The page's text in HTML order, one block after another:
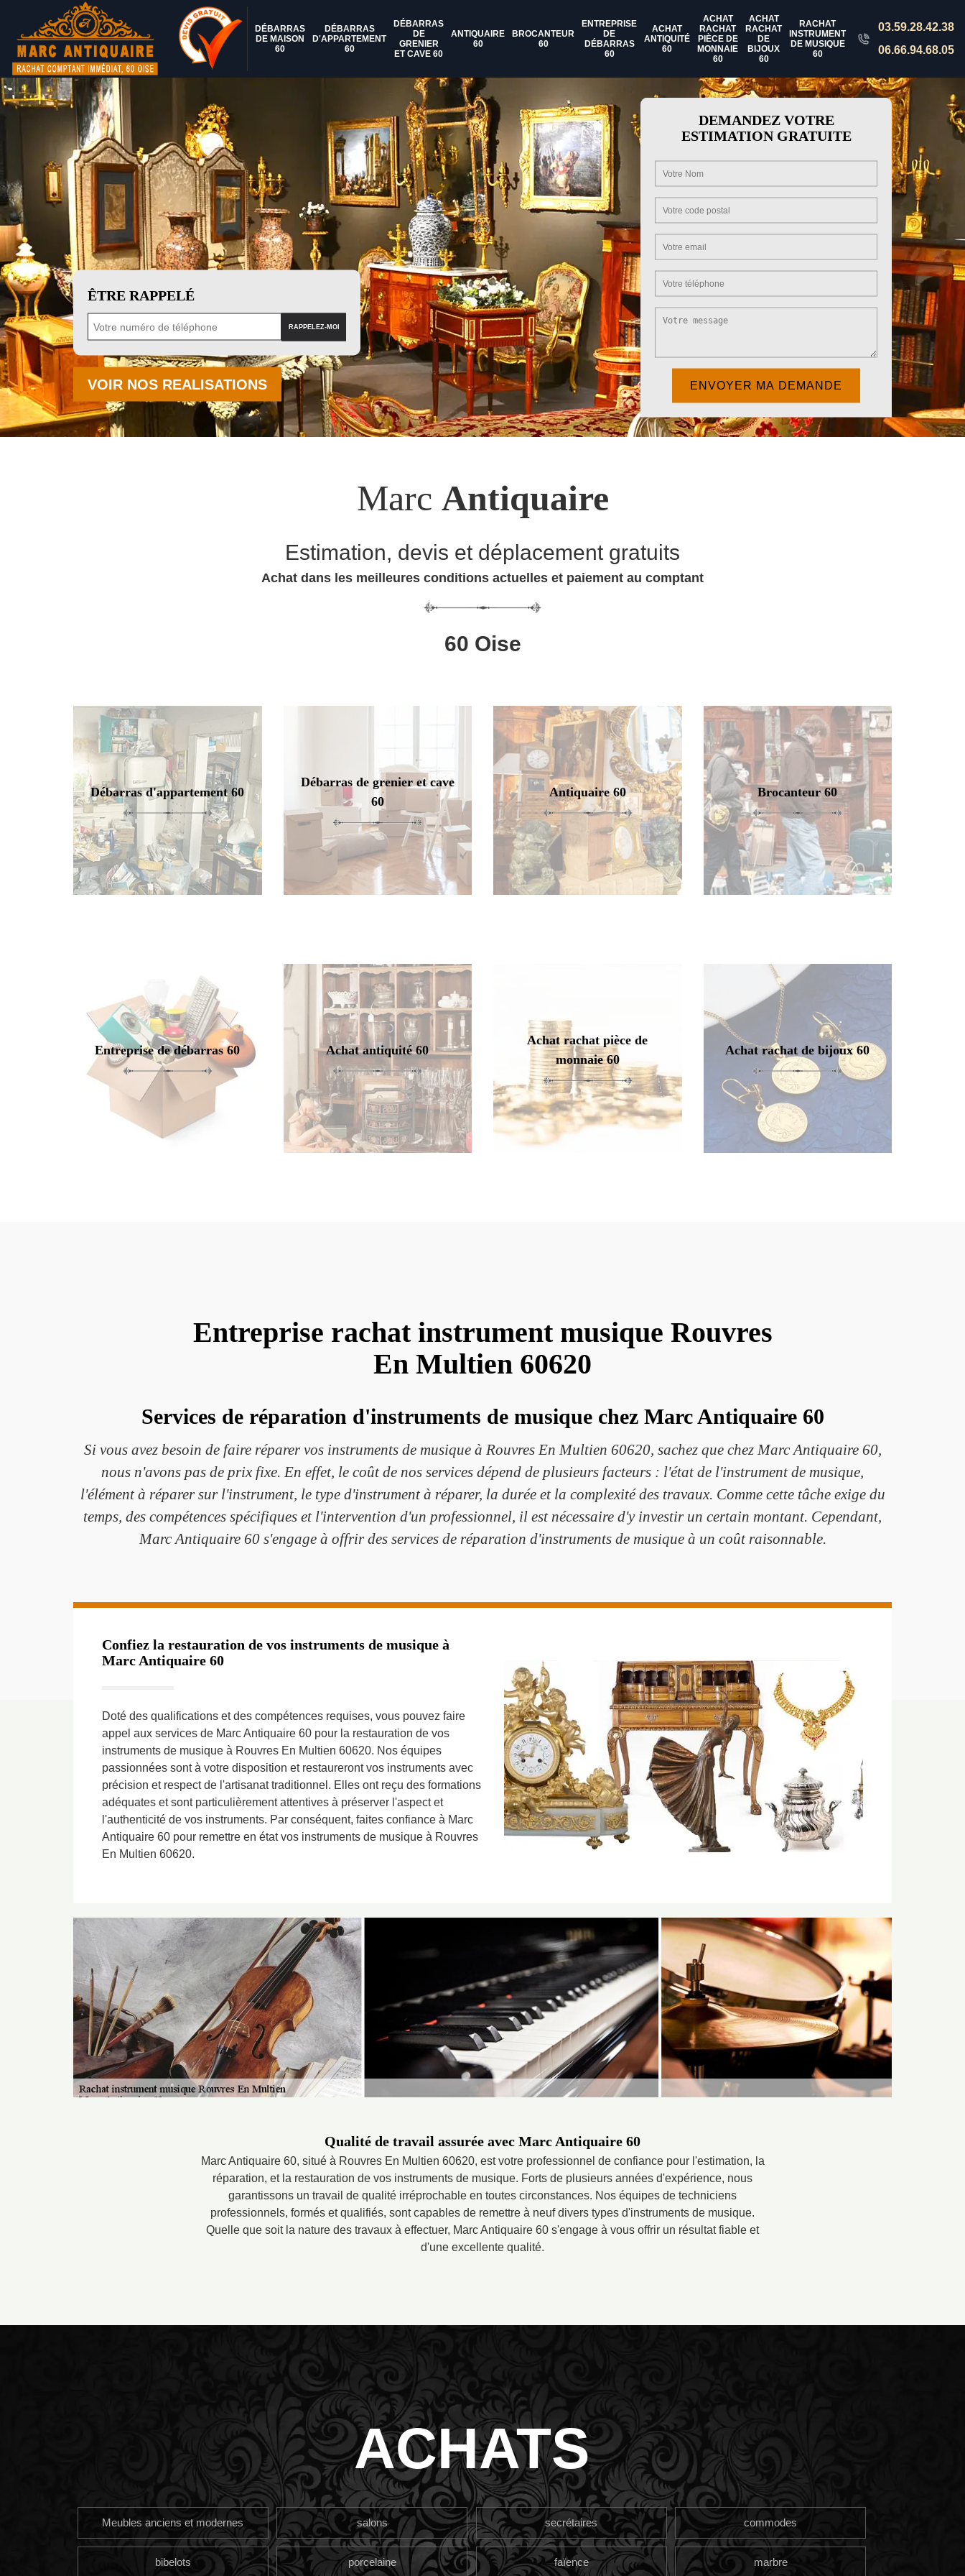
DÉBARRAS
DE MAISON
60
DÉBARRAS
D'APPARTEMENT
60
DÉBARRAS
DE
GRENIER
ET CAVE 60
ANTIQUAIRE
60
BROCANTEUR
60
ENTREPRISE
DE
DÉBARRAS
60
ACHAT
ANTIQUITÉ
60
ACHAT
RACHAT
PIÈCE DE
MONNAIE
60
ACHAT
RACHAT
DE
BIJOUX
60
RACHAT
INSTRUMENT
DE MUSIQUE
60
03.59.28.42.38
06.66.94.68.05
ÊTRE RAPPELÉ
VOIR NOS REALISATIONS
DEMANDEZ VOTRE
ESTIMATION GRATUITE
Marc Antiquaire
Estimation, devis et déplacement gratuits
Achat dans les meilleures conditions actuelles et paiement au comptant
60 Oise
Débarras d'appartement 60
Débarras de grenier et cave
60
Antiquaire 60 Brocanteur 60
Entreprise de débarras 60 Achat antiquité 60
Achat rachat pièce de
monnaie 60
Achat rachat de bijoux 60
Entreprise rachat instrument musique Rouvres
En Multien 60620
Services de réparation d'instruments de musique chez Marc Antiquaire 60
Si vous avez besoin de faire réparer vos instruments de musique à Rouvres En Multien 60620, sachez que chez Marc Antiquaire 60,
nous n'avons pas de prix fixe. En effet, le coût de nos services dépend de plusieurs facteurs : l'état de l'instrument de musique,
l'élément à réparer sur l'instrument, le type d'instrument à réparer, la durée et la complexité des travaux. Comme cette tâche exige du
temps, des compétences spécifiques et l'intervention d'un professionnel, il est nécessaire d'y investir un certain montant. Cependant,
Marc Antiquaire 60 s'engage à offrir des services de réparation d'instruments de musique à un coût raisonnable.
Confiez la restauration de vos instruments de musique à
Marc Antiquaire 60
Doté des qualifications et des compétences requises, vous pouvez faire
appel aux services de Marc Antiquaire 60 pour la restauration de vos
instruments de musique à Rouvres En Multien 60620. Nos équipes
passionnées sont à votre disposition et restaureront vos instruments avec
précision et respect de l'artisanat traditionnel. Elles ont reçu des formations
adéquates et sont particulièrement attentives à préserver l'aspect et
l'authenticité de vos instruments. Par conséquent, faites confiance à Marc
Antiquaire 60 pour remettre en état vos instruments de musique à Rouvres
En Multien 60620.
Qualité de travail assurée avec Marc Antiquaire 60
Marc Antiquaire 60, situé à Rouvres En Multien 60620, est votre professionnel de confiance pour l'estimation, la
réparation, et la restauration de vos instruments de musique. Forts de plusieurs années d'expérience, nous
garantissons un travail de qualité irréprochable en toutes circonstances. Nos équipes de techniciens
professionnels, formés et qualifiés, sont capables de remettre à neuf divers types d'instruments de musique.
Quelle que soit la nature des travaux à effectuer, Marc Antiquaire 60 s'engage à vous offrir un résultat fiable et
d'une excellente qualité.
ACHATS
Meubles anciens et modernes salons secrétaires commodes
bibelots porcelaine faïence marbre